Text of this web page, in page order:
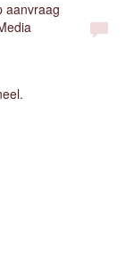
aanvraag